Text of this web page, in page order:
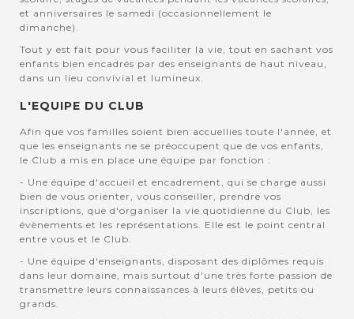
et anniversaires le samedi (occasionnellement le
dimanche).
Tout y est fait pour vous faciliter la vie, tout en sachant vos
enfants bien encadrés par des enseignants de haut niveau,
dans un lieu convivial et lumineux.
L'EQUIPE DU CLUB
Afin que vos familles soient bien accuellies toute l'année, et
que les enseignants ne se préoccupent que de vos enfants,
le Club a mis en place une équipe par fonction :
- Une équipe d'accueil et encadrement, qui se charge aussi
bien de vous orienter, vous conseiller, prendre vos
inscriptions, que d'organiser la vie quotidienne du Club, les
évènements et les représentations. Elle est le point central
entre vous et le Club.
- Une équipe d'enseignants, disposant des diplômes requis
dans leur domaine, mais surtout d'une très forte passion de
transmettre leurs connaissances à leurs élèves, petits ou
grands.